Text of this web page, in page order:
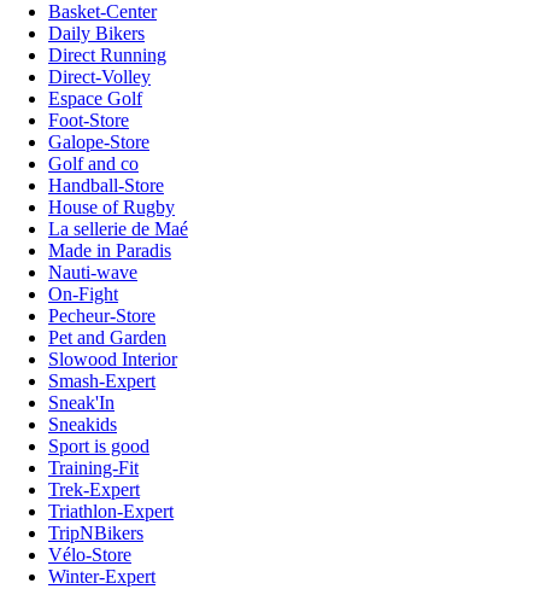
Basket-Center
Daily Bikers
Direct Running
Direct-Volley
Espace Golf
Foot-Store
Galope-Store
Golf and co
Handball-Store
House of Rugby
La sellerie de Maé
Made in Paradis
Nauti-wave
On-Fight
Pecheur-Store
Pet and Garden
Slowood Interior
Smash-Expert
Sneak'In
Sneakids
Sport is good
Training-Fit
Trek-Expert
Triathlon-Expert
TripNBikers
Vélo-Store
Winter-Expert